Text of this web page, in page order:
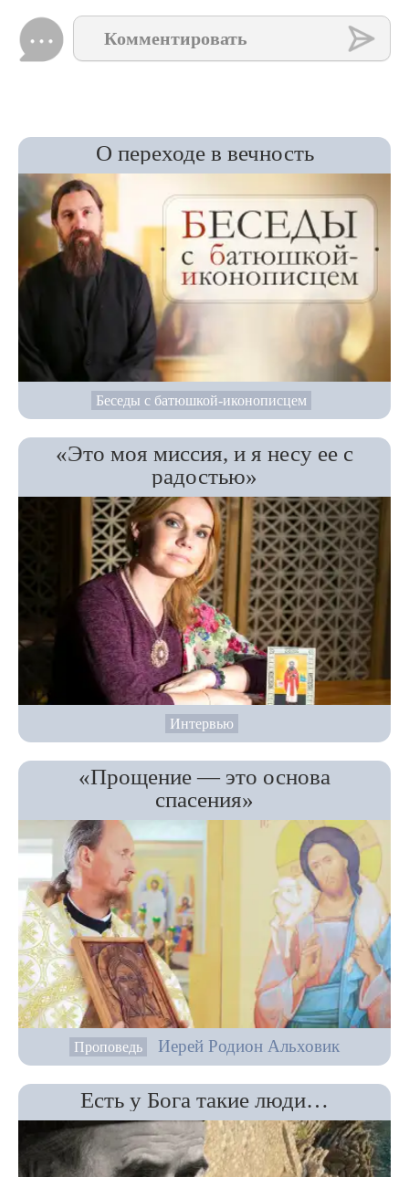
Комментировать
О переходе в вечность
Беседы с батюшкой-иконописцем
«Это моя миссия, и я несу ее с
радостью»
Интервью
«Прощение — это основа
спасения»
Проповедь Иерей Родион Альховик
Есть у Бога такие люди…